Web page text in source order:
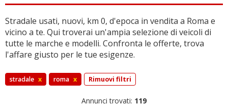
Stradale usati, nuovi, km 0, d'epoca in vendita a Roma e
vicino a te. Qui troverai un'ampia selezione di veicoli di
tutte le marche e modelli. Confronta le offerte, trova
l'affare giusto per le tue esigenze.
stradale x roma x Rimuovi filtri
Annunci trovati: 119